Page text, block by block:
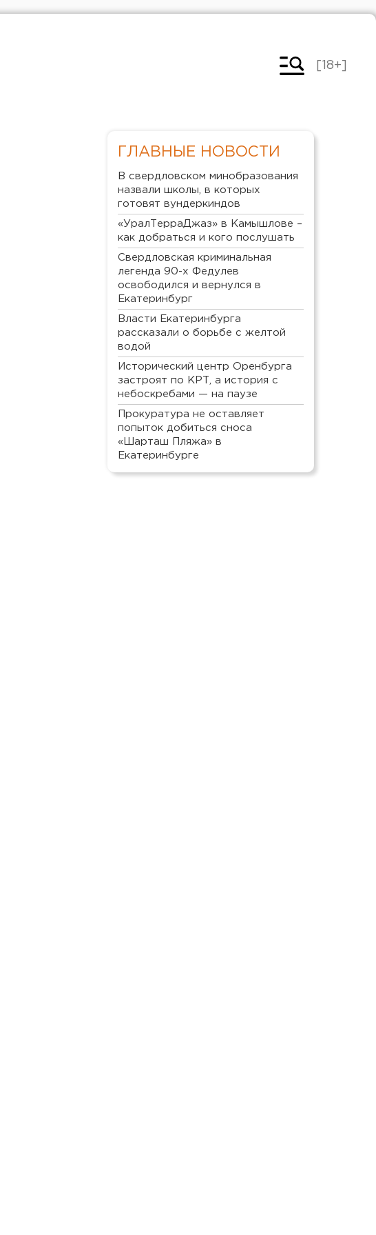
[18+]
ГЛАВНЫЕ НОВОСТИ
В свердловском минобразования
назвали школы, в которых
готовят вундеркиндов
«УралТерраДжаз» в Камышлове –
как добраться и кого послушать
Свердловская криминальная
легенда 90-х Федулев
освободился и вернулся в
Екатеринбург
Власти Екатеринбурга
рассказали о борьбе с желтой
водой
Исторический центр Оренбурга
застроят по КРТ, а история с
небоскребами — на паузе
Прокуратура не оставляет
попыток добиться сноса
«Шарташ Пляжа» в
Екатеринбурге